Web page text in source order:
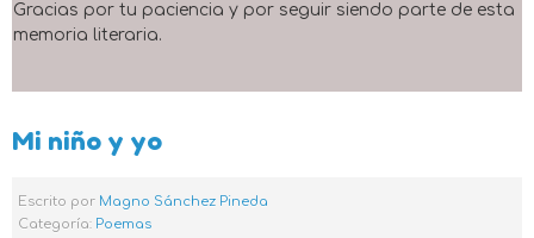
Gracias por tu paciencia y por seguir siendo parte de esta
memoria literaria.
Mi niño y yo
Escrito por Magno Sánchez Pineda
Categoría: Poemas